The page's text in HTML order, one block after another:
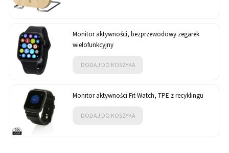
Monitor aktywności, bezprzewodowy zegarek
wielofunkcyjny
DODAJ DO KOSZYKA
Monitor aktywności Fit Watch, TPE z recyklingu
DODAJ DO KOSZYKA